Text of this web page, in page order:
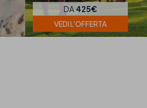
DA 425€
VEDI L'OFFERTA